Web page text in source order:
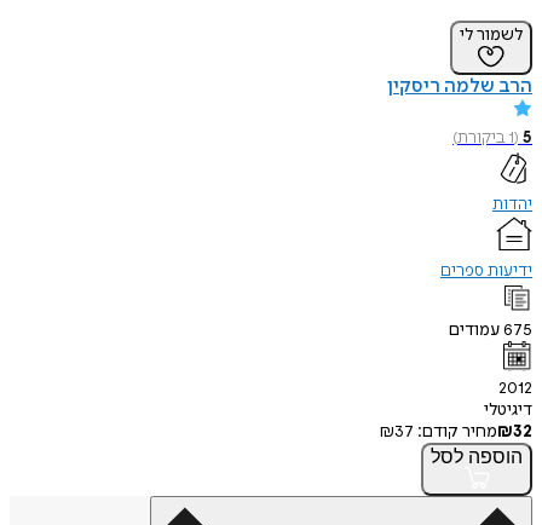
לשמור לי
הרב שלמה ריסקין
5
(
1ביקורת)
יהדות
ידיעות ספרים
675עמודים
2012
דיגיטלי
₪32 מחיר קודם: ₪37
הוספה לסל